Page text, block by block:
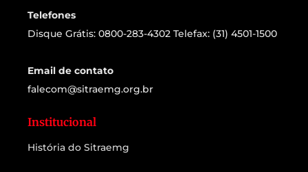
Telefones
Disque Grátis: 0800-283-4302 Telefax: (31) 4501-1500
Email de contato
falecom@sitraemg.org.br
Institucional
História do Sitraemg